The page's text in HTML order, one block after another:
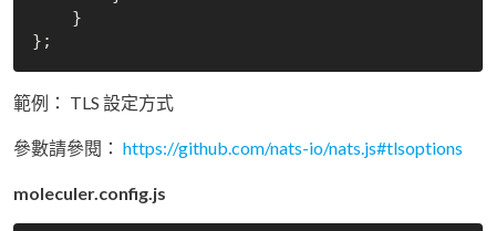
範例： TLS 設定方式
參數請參閱： https://github.com/nats-io/nats.js#tlsoptions
moleculer.config.js